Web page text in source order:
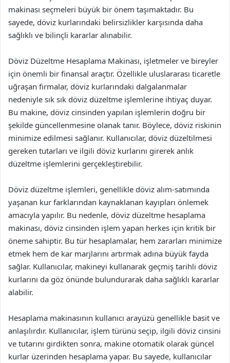
makinası seçmeleri büyük bir önem taşımaktadır. Bu
sayede, döviz kurlarındaki belirsizlikler karşısında daha
sağlıklı ve bilinçli kararlar alınabilir.
Döviz Düzeltme Hesaplama Makinası, işletmeler ve bireyler
için önemli bir finansal araçtır. Özellikle uluslararası ticaretle
uğraşan firmalar, döviz kurlarındaki dalgalanmalar
nedeniyle sık sık döviz düzeltme işlemlerine ihtiyaç duyar.
Bu makine, döviz cinsinden yapılan işlemlerin doğru bir
şekilde güncellenmesine olanak tanır. Böylece, döviz riskinin
minimize edilmesi sağlanır. Kullanıcılar, döviz düzeltilmesi
gereken tutarları ve ilgili döviz kurlarını girerek anlık
düzeltme işlemlerini gerçekleştirebilir.
Döviz düzeltme işlemleri, genellikle döviz alım-satımında
yaşanan kur farklarından kaynaklanan kayıpları önlemek
amacıyla yapılır. Bu nedenle, döviz düzeltme hesaplama
makinası, döviz cinsinden işlem yapan herkes için kritik bir
öneme sahiptir. Bu tür hesaplamalar, hem zararları minimize
etmek hem de kar marjlarını artırmak adına büyük fayda
sağlar. Kullanıcılar, makineyi kullanarak geçmiş tarihli döviz
kurlarını da göz önünde bulundurarak daha sağlıklı kararlar
alabilir.
Hesaplama makinasının kullanıcı arayüzü genellikle basit ve
anlaşılırdır. Kullanıcılar, işlem türünü seçip, ilgili döviz cinsini
ve tutarını girdikten sonra, makine otomatik olarak güncel
kurlar üzerinden hesaplama yapar. Bu sayede, kullanıcılar